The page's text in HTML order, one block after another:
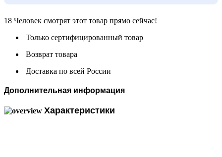
18 Человек смотрят этот товар прямо сейчас!
Только сертифицированный товар
Возврат товара
Доставка по всей России
Дополнительная информация
Характеристики